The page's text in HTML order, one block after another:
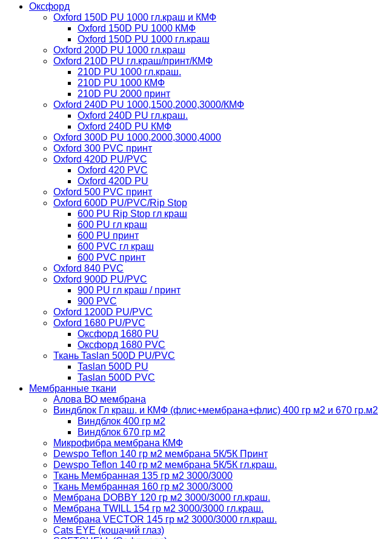
Оксфорд
Oxford 150D PU 1000 гл.краш и КМФ
Oxford 150D PU 1000 КМФ
Oxford 150D PU 1000 гл.краш
Oxford 200D PU 1000 гл.краш
Oxford 210D PU гл.краш/принт/КМФ
210D PU 1000 гл.краш.
210D PU 1000 КМФ
210D PU 2000 принт
Oxford 240D PU 1000,1500,2000,3000/КМФ
Oxford 240D PU гл.краш.
Oxford 240D PU КМФ
Oxford 300D PU 1000,2000,3000,4000
Oxford 300 PVC принт
Oxford 420D PU/PVC
Oxford 420 PVC
Oxford 420D PU
Oxford 500 PVC принт
Oxford 600D PU/PVC/Rip Stop
600 PU Rip Stop гл краш
600 PU гл краш
600 PU принт
600 PVC гл краш
600 PVC принт
Oxford 840 PVC
Oxford 900D PU/PVC
900 PU гл краш / принт
900 PVC
Oxford 1200D PU/PVC
Oxford 1680 PU/PVC
Оксфорд 1680 PU
Оксфорд 1680 PVC
Ткань Taslan 500D PU/PVC
Taslan 500D PU
Taslan 500D PVC
Мембранные ткани
Алова ВО мембрана
Виндблок Гл краш. и КМФ (флис+мембрана+флис) 400 гр м2 и 670 гр.м2
Виндблок 400 гр м2
Виндблок 670 гр м2
Микрофибра мембрана КМФ
Dewspo Teflon 140 гр м2 мембрана 5К/5К Принт
Dewspo Teflon 140 гр м2 мембрана 5К/5К гл.краш.
Ткань Мембранная 135 гр м2 3000/3000
Ткань Мембранная 160 гр м2 3000/3000
Мембрана DOBBY 120 гр м2 3000/3000 гл.краш.
Мембрана TWILL 154 гр м2 3000/3000 гл.краш.
Мембрана VECTOR 145 гр м2 3000/3000 гл.краш.
Cats EYE (кошачий глаз)